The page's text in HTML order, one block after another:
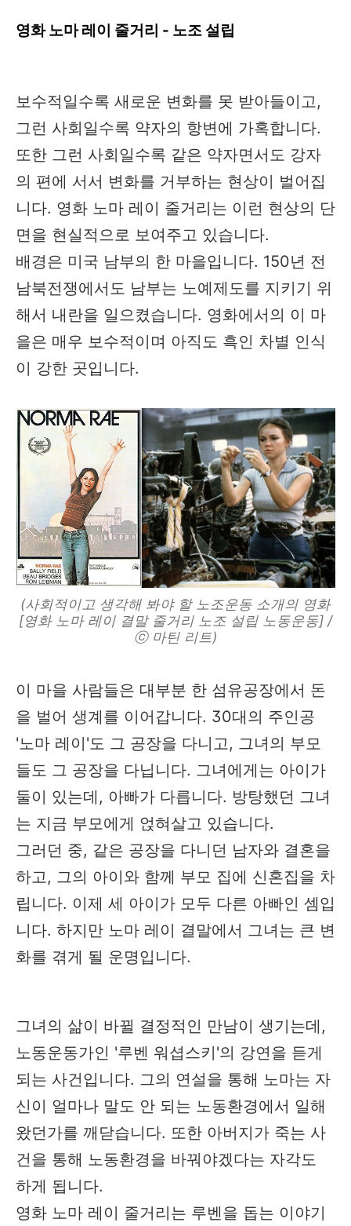
영화 노마 레이 줄거리 - 노조 설립
보수적일수록 새로운 변화를 못 받아들이고,
그런 사회일수록 약자의 항변에 가혹합니다.
또한 그런 사회일수록 같은 약자면서도 강자
의 편에 서서 변화를 거부하는 현상이 벌어집
니다. 영화 노마 레이 줄거리는 이런 현상의 단
면을 현실적으로 보여주고 있습니다.
배경은 미국 남부의 한 마을입니다. 150년 전
남북전쟁에서도 남부는 노예제도를 지키기 위
해서 내란을 일으켰습니다. 영화에서의 이 마
을은 매우 보수적이며 아직도 흑인 차별 인식
이 강한 곳입니다.
(사회적이고 생각해 봐야 할 노조운동 소개의 영화
[영화 노마 레이 결말 줄거리 노조 설립 노동운동] /
ⓒ 마틴 리트)
이 마을 사람들은 대부분 한 섬유공장에서 돈
을 벌어 생계를 이어갑니다. 30대의 주인공
'노마 레이'도 그 공장을 다니고, 그녀의 부모
들도 그 공장을 다닙니다. 그녀에게는 아이가
둘이 있는데, 아빠가 다릅니다. 방탕했던 그녀
는 지금 부모에게 얹혀살고 있습니다.
그러던 중, 같은 공장을 다니던 남자와 결혼을
하고, 그의 아이와 함께 부모 집에 신혼집을 차
립니다. 이제 세 아이가 모두 다른 아빠인 셈입
니다. 하지만 노마 레이 결말에서 그녀는 큰 변
화를 겪게 될 운명입니다.
그녀의 삶이 바뀔 결정적인 만남이 생기는데,
노동운동가인 '루벤 워셥스키'의 강연을 듣게
되는 사건입니다. 그의 연설을 통해 노마는 자
신이 얼마나 말도 안 되는 노동환경에서 일해
왔던가를 깨닫습니다. 또한 아버지가 죽는 사
건을 통해 노동환경을 바꿔야겠다는 자각도
하게 됩니다.
영화 노마 레이 줄거리는 루벤을 돕는 이야기